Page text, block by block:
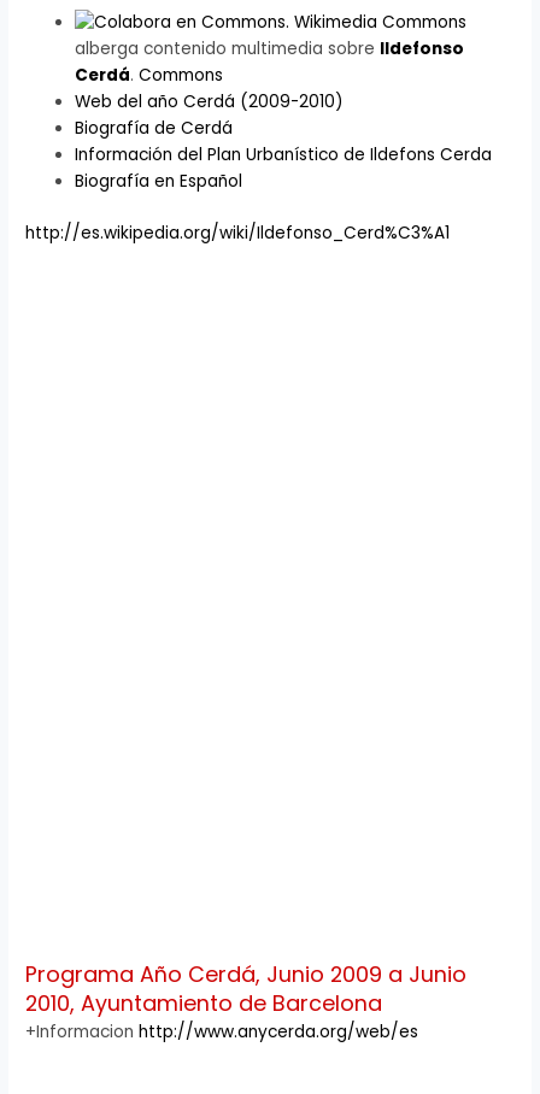
Wikimedia Commons
alberga contenido multimedia sobre Ildefonso
Cerdá.Commons
Web del año Cerdá (2009-2010)
Biografía de Cerdá
Información del Plan Urbanístico de Ildefons Cerda
Biografía en Español
http://es.wikipedia.org/wiki/Ildefonso_Cerd%C3%A1
Programa Año Cerdá, Junio 2009 a Junio
2010, Ayuntamiento de Barcelona
+Informacionhttp://www.anycerda.org/web/es